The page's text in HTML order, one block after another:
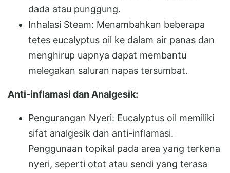
dada atau punggung.
Inhalasi Steam: Menambahkan beberapa
tetes eucalyptus oil ke dalam air panas dan
menghirup uapnya dapat membantu
melegakan saluran napas tersumbat.
Anti-inflamasi dan Analgesik:
Pengurangan Nyeri: Eucalyptus oil memiliki
sifat analgesik dan anti-inflamasi.
Penggunaan topikal pada area yang terkena
nyeri, seperti otot atau sendi yang terasa